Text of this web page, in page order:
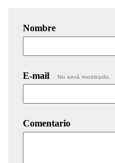
Nombre
E-mail No será mostrado.
Comentario